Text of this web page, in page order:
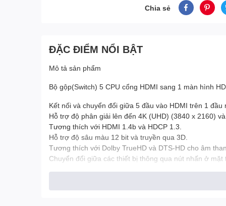
Chia sẻ
ĐẶC ĐIỂM NỔI BẬT
Mô tả sản phẩm
Bộ gộp(Switch) 5 CPU cổng HDMI sang 1 màn hình
Kết nối và chuyển đổi giữa 5 đầu vào HDMI trên 1 đầu
Hỗ trợ độ phân giải lên đến 4K (UHD) (3840 x 2160)
Tương thích với HDMI 1.4b và HDCP 1.3.
Hỗ trợ độ sâu màu 12 bit và truyền qua 3D.
Tương thích với Dolby TrueHD và DTS-HD cho âm
Chuyển đổi giữa các thiết bị thông qua nút nhấn ở mặt
Phần cứng & Kích thước: